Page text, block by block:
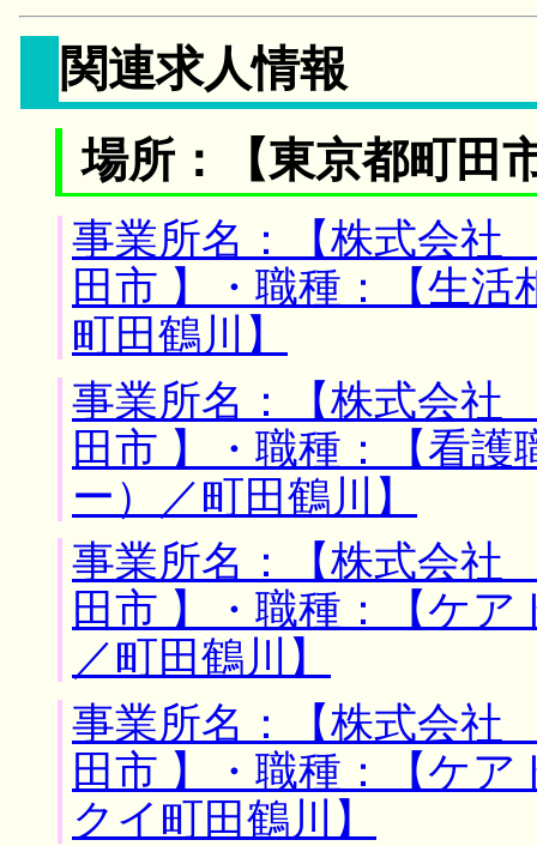
関連求人情報
場所：【東京都町田
事業所名：【株式会
田市 】・職種：【生
町田鶴川】
事業所名：【株式会
田市 】・職種：【看
ー）／町田鶴川】
事業所名：【株式会
田市 】・職種：【ケ
／町田鶴川】
事業所名：【株式会
田市 】・職種：【ケ
クイ町田鶴川】